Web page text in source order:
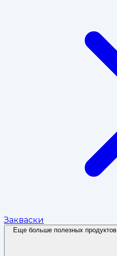
Закваски
Еще больше полезных продуктов